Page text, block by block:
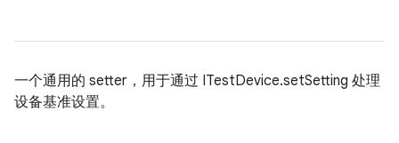
一个通用的 setter，用于通过 ITestDevice.setSetting 处理
设备基准设置。